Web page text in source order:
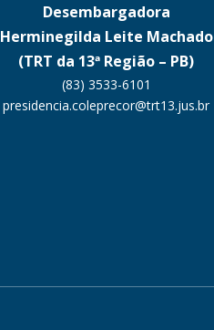
Desembargadora
Herminegilda Leite Machado
(TRT da 13ª Região – PB)
(83) 3533-6101
presidencia.coleprecor@trt13.jus.br